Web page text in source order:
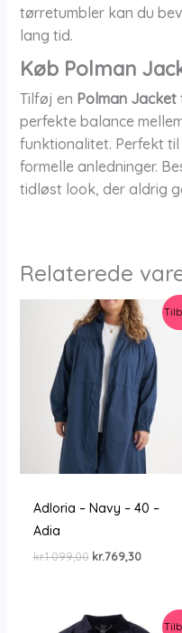
tørretumbler kan du
lang tid.
Køb Polman
Tilføj en Polman Jacket
perfekte balance
funktionalitet. Perfekt
formelle anledninger.
tidløst look, der aldrig
Relaterede
Adloria – Navy – 40 –
Adia
kr.1.099,00 Den
kr.1.099,00.
kr.769,30Den